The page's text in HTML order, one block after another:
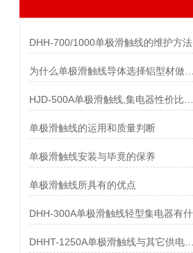
DHH-700/1000单极滑触线的维护方法
单极滑触线的运用和质量判断
单极滑触线安装与毕竟的保养
单极滑触线所具有的优点